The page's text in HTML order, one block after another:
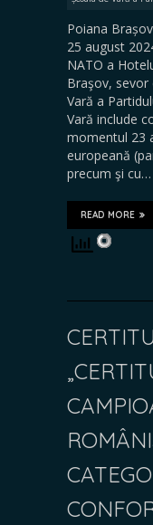
Poiana
25 august
NATO a
Braşov, sevor
Vară a
Vară include
momentul 23
europeană
precum şi cu…
READ MORE